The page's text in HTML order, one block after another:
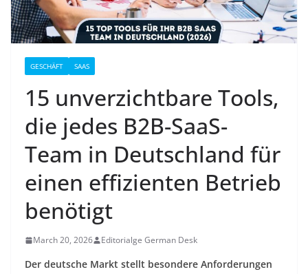
GESCHÄFT SAAS
15 unverzichtbare Tools,
die jedes B2B-SaaS-
Team in Deutschland für
einen effizienten Betrieb
benötigt
March 20, 2026 Editorialge German Desk
Der deutsche Markt stellt besondere Anforderungen